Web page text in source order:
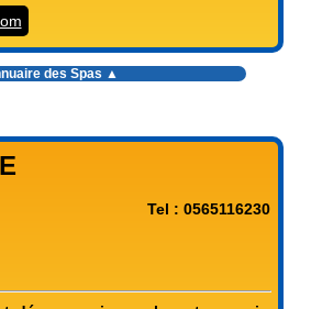
des Spas ▲
Tel : 0565116230